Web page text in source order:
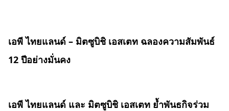
เอพี ไทยแลนด์ – มิตซูบิชิ เอสเตท ฉลองความสัมพันธ์
12 ปีอย่างมั่นคง
เอพี ไทยแลนด์ และ มิตซูบิชิ เอสเตท ย้ำพันธกิจร่วม